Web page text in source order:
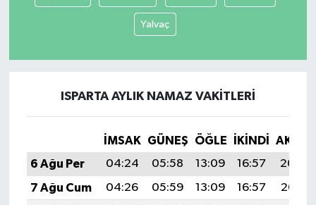
Yalvaç
ISPARTA AYLIK NAMAZ VAKITLERI
İMSAK GÜNEŞ ÖĞLE İKINDI
6 Ağu Per
04:24 05:58 13:09 16:57
20:09
7 Ağu Cum
04:26 05:59 13:09 16:57
20:08